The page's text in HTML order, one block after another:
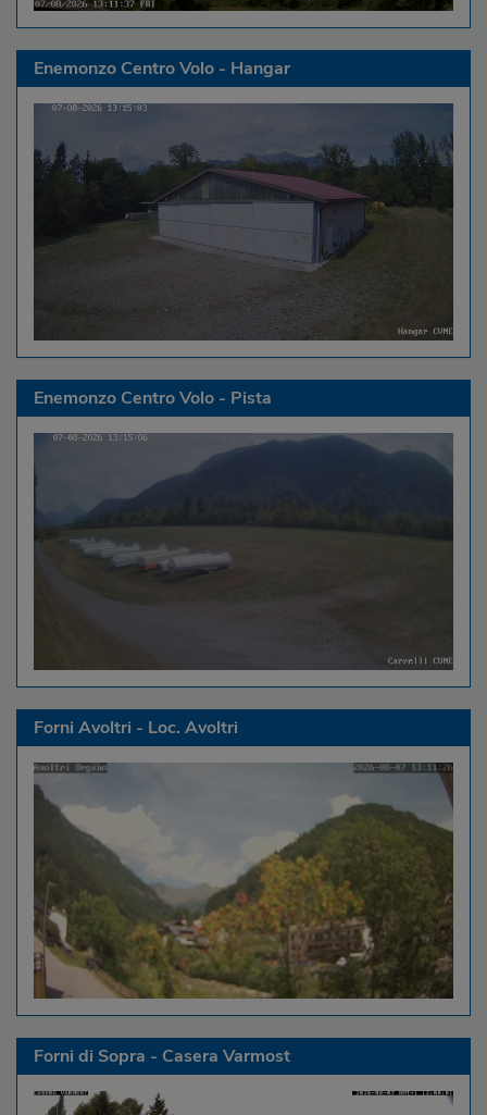
Enemonzo Centro Volo - Hangar
Enemonzo Centro Volo - Pista
Forni Avoltri - Loc. Avoltri
Forni di Sopra - Casera Varmost